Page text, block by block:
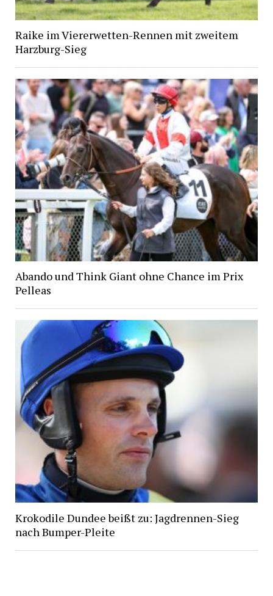
Raike im Viererwetten-Rennen mit zweitem
Harzburg-Sieg
Abando und Think Giant ohne Chance im Prix
Pelleas
Krokodile Dundee beißt zu: Jagdrennen-Sieg
nach Bumper-Pleite